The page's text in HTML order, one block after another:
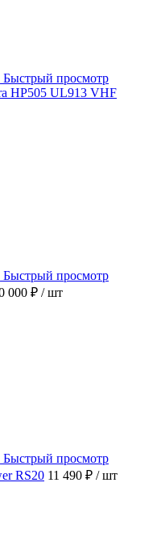
Быстрый просмотр
HP505 UL913 VHF
Быстрый просмотр
000 ₽ / шт
Быстрый просмотр
RS20 11 490 ₽ / шт